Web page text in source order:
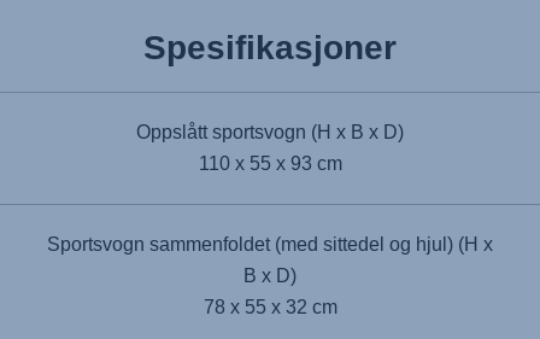
Spesifikasjoner
Oppslått sportsvogn (H x B x D)
110 x 55 x 93 cm
Sportsvogn sammenfoldet (med sittedel og hjul) (H x
B x D)
78 x 55 x 32 cm